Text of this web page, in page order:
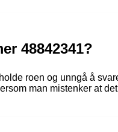
48842341?
roen og unngå å
man mistenker at